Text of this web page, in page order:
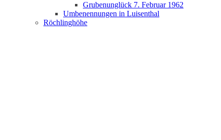
Grubenunglück 7. Februar 1962
Umbenennungen in Luisenthal
Röchlinghöhe